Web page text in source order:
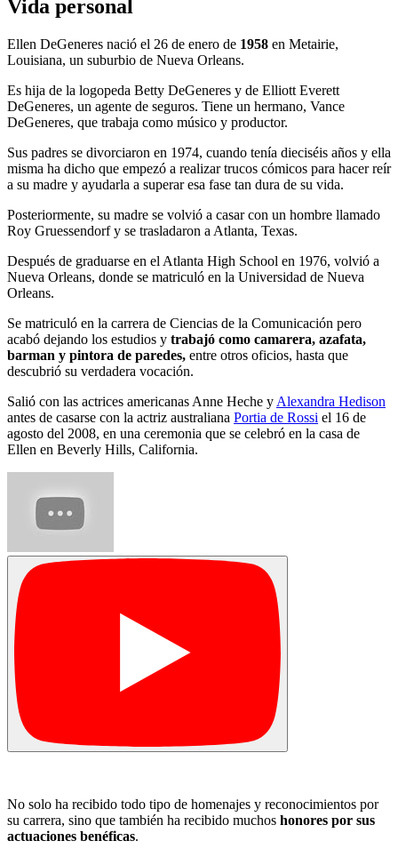
Vida personal
Ellen DeGeneres nació el 26 de enero de 1958 en Metairie,
Louisiana, un suburbio de Nueva Orleans.
Es hija de la logopeda Betty DeGeneres y de Elliott Everett
DeGeneres, un agente de seguros. Tiene un hermano, Vance
DeGeneres, que trabaja como músico y productor.
Sus padres se divorciaron en 1974, cuando tenía dieciséis años y ella
misma ha dicho que empezó a realizar trucos cómicos para hacer reír
a su madre y ayudarla a superar esa fase tan dura de su vida.
Posteriormente, su madre se volvió a casar con un hombre llamado
Roy Gruessendorf y se trasladaron a Atlanta, Texas.
Después de graduarse en el Atlanta High School en 1976, volvió a
Nueva Orleans, donde se matriculó en la Universidad de Nueva
Orleans.
Se matriculó en la carrera de Ciencias de la Comunicación pero
acabó dejando los estudios y trabajó como camarera, azafata,
barman y pintora de paredes, entre otros oficios, hasta que
descubrió su verdadera vocación.
Salió con las actrices americanas Anne Heche y Alexandra Hedison
antes de casarse con la actriz australiana Portia de Rossi el 16 de
agosto del 2008, en una ceremonia que se celebró en la casa de
Ellen en Beverly Hills, California.
No solo ha recibido todo tipo de homenajes y reconocimientos por
su carrera, sino que también ha recibido muchos honores por sus
actuaciones benéficas.